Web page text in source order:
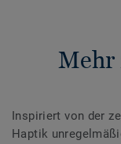
Mehr
Inspiriert von der
Haptik